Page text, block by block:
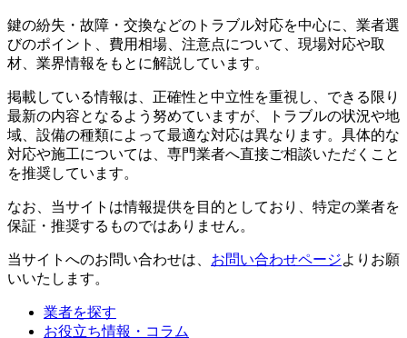
鍵の紛失・故障・交換などのトラブル対応を中心に、業者選
びのポイント、費用相場、注意点について、現場対応や取
材、業界情報をもとに解説しています。
掲載している情報は、正確性と中立性を重視し、できる限り
最新の内容となるよう努めていますが、トラブルの状況や地
域、設備の種類によって最適な対応は異なります。具体的な
対応や施工については、専門業者へ直接ご相談いただくこと
を推奨しています。
なお、当サイトは情報提供を目的としており、特定の業者を
保証・推奨するものではありません。
当サイトへのお問い合わせは、 お問い合わせページよりお願
いいたします。
業者を探す
お役立ち情報・コラム